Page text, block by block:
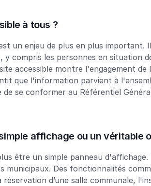
à tous ?
un enjeu de plus en plus important.
compris les personnes en situation
accessible montre l'engagement de
que l'information parvient à
de se conformer au Référentiel
affichage ou un véritable
être un simple panneau
municipaux. Des fonctionnalités
réservation d’une salle communale,